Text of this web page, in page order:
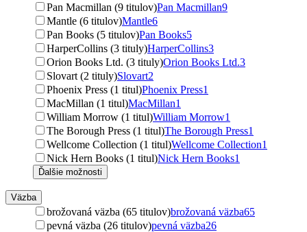
Pan Macmillan (9 titulov)Pan Macmillan9
Mantle (6 titulov)Mantle6
Pan Books (5 titulov)Pan Books5
HarperCollins (3 tituly)HarperCollins3
Orion Books Ltd. (3 tituly)Orion Books Ltd.3
Slovart (2 tituly)Slovart2
Phoenix Press (1 titul)Phoenix Press1
MacMillan (1 titul)MacMillan1
William Morrow (1 titul)William Morrow1
The Borough Press (1 titul)The Borough Press1
Wellcome Collection (1 titul)Wellcome Collection1
Nick Hern Books (1 titul)Nick Hern Books1
Ďalšie možnosti
Väzba
brožovaná väzba (65 titulov)brožovaná väzba65
pevná väzba (26 titulov)pevná väzba26